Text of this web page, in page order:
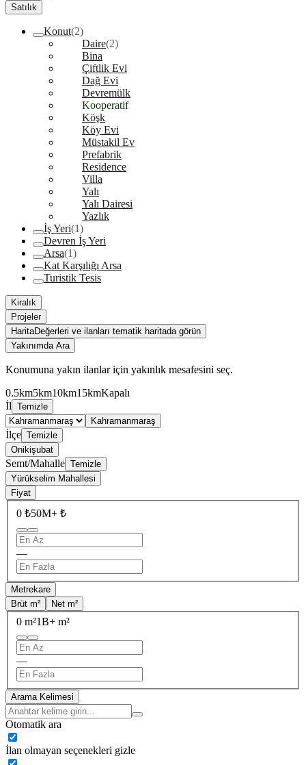
Satılık
Konut(2)
Daire(2)
Bina
Çiftlik Evi
Dağ Evi
Devremülk
Kooperatif
Köşk
Köy Evi
Müstakil Ev
Prefabrik
Residence
Villa
Yalı
Yalı Dairesi
Yazlık
İş Yeri(1)
Devren İş Yeri
Arsa(1)
Kat Karşılığı Arsa
Turistik Tesis
Kiralık
Projeler
HaritaDeğerleri ve ilanları tematik haritada görün
Yakınımda Ara
Konumuna yakın ilanlar için yakınlık mesafesini seç.
0.5km5km10km15kmKapalı
İl Temizle
Kahramanmaraş
İlçe Temizle
Onikişubat
Semt/Mahalle Temizle
Yürükselim Mahallesi
Fiyat
0 ₺50M+ ₺
—
Metrekare
Brüt m²
Net m²
0 m²1B+ m²
—
Arama Kelimesi
Otomatik ara
İlan olmayan seçenekleri gizle